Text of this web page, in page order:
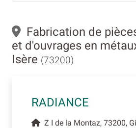
Fabrication de
et d'ouvrages en
Isère (73200)
RADIANCE
Z I de la Montaz, 73200,